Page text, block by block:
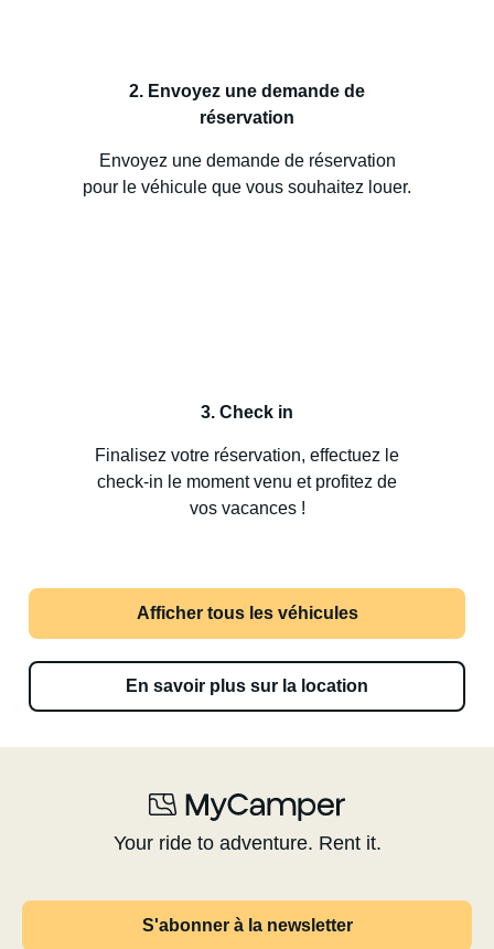
2. Envoyez une demande de
réservation
Envoyez une demande de réservation
pour le véhicule que vous souhaitez louer.
3. Check in
Finalisez votre réservation, effectuez le
check-in le moment venu et profitez de
vos vacances !
Afficher tous les véhicules
En savoir plus sur la location
Your ride to adventure. Rent it.
S'abonner à la newsletter